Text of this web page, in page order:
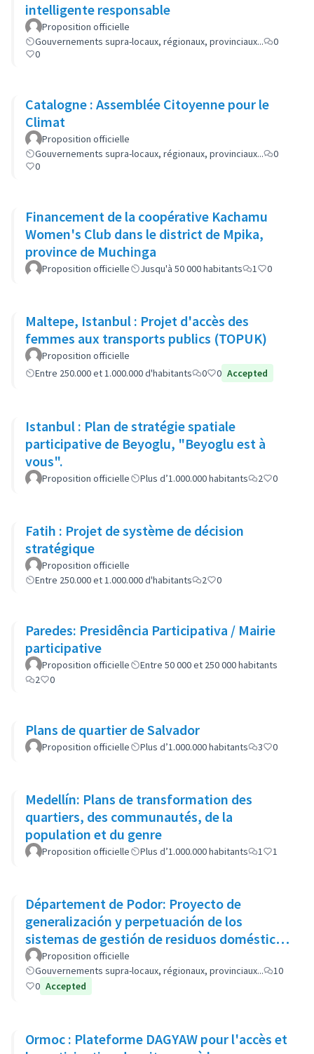
intelligente responsable
Proposition officielle
Gouvernements supra-locaux, régionaux, provinciaux...
0
0
Catalogne : Assemblée Citoyenne pour le
Climat
Proposition officielle
Gouvernements supra-locaux, régionaux, provinciaux...
0
0
Financement de la coopérative Kachamu
Women's Club dans le district de Mpika,
province de Muchinga
Proposition officielle Jusqu'à 50 000 habitants 1 0
Maltepe, Istanbul : Projet d'accès des
femmes aux transports publics (TOPUK)
Proposition officielle
Entre 250.000 et 1.000.000 d'habitants
0 0 Accepted
Istanbul : Plan de stratégie spatiale
participative de Beyoglu, "Beyoglu est à
vous".
Proposition officielle Plus d’1.000.000 habitants 2 0
Fatih : Projet de système de décision
stratégique
Proposition officielle
Entre 250.000 et 1.000.000 d'habitants
2 0
Paredes: Presidência Participativa / Mairie
participative
Proposition officielle
Entre 50 000 et 250 000 habitants
2
0
Plans de quartier de Salvador
Proposition officielle Plus d’1.000.000 habitants 3 0
Medellín: Plans de transformation des
quartiers, des communautés, de la
population et du genre
Proposition officielle Plus d’1.000.000 habitants 1 1
Département de Podor: Proyecto de
generalización y perpetuación de los
sistemas de gestión de residuos domésticos
(GP-GOM).
Proposition officielle
Gouvernements supra-locaux, régionaux, provinciaux...
10
0 Accepted
Ormoc : Plateforme DAGYAW pour l'accès et